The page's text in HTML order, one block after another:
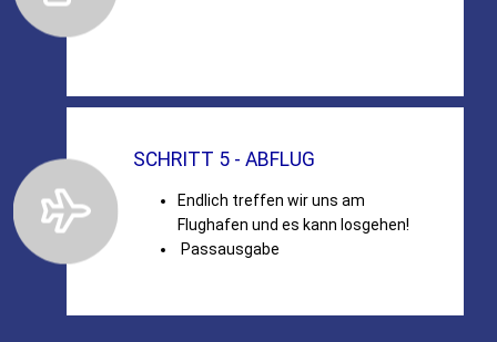
SCHRITT 5 - ABFLUG
Endlich treffen wir uns am
Flughafen und es kann losgehen!
Passausgabe